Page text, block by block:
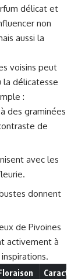
délicat et
non
aussi la
voisins peut
la délicatesse
:
des graminées
de
avec les
donnent
de Pivoines
activement à